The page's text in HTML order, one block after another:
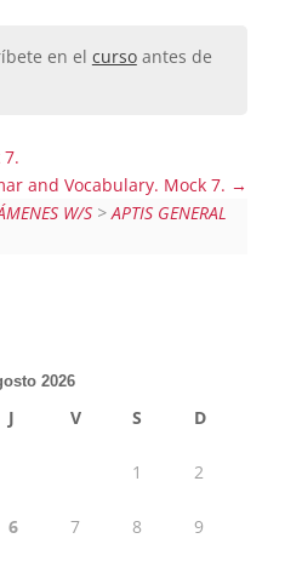
en el cursoantes de
and Vocabulary. Mock 7.
W/S >APTIS GENERAL
2026
J V S D
1 2
6 7 8 9